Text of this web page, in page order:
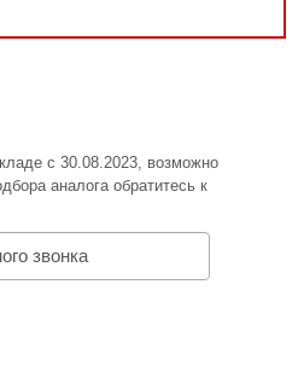
с 30.08.2023, возможно
аналога обратитесь к
звонка